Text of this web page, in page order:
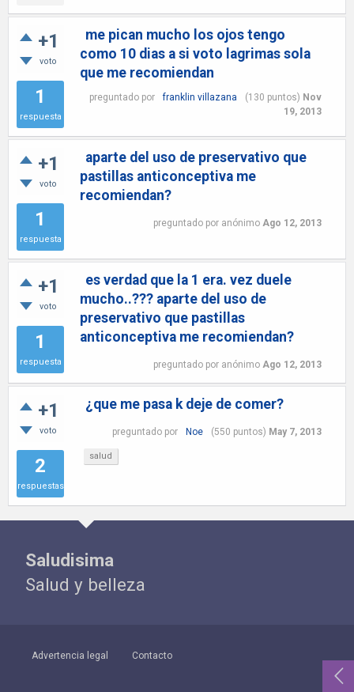
+1
voto
1
respuesta
me pican mucho los ojos tengo
como 10 dias a si voto lagrimas sola
que me recomiendan
preguntado por franklin villazana (130 puntos) Nov
19, 2013
+1
voto
1
respuesta
aparte del uso de preservativo que
pastillas anticonceptiva me
recomiendan?
preguntado por anónimo Ago 12, 2013
+1
voto
1
respuesta
es verdad que la 1 era. vez duele
mucho..??? aparte del uso de
preservativo que pastillas
anticonceptiva me recomiendan?
preguntado por anónimo Ago 12, 2013
+1
voto
2
respuestas
¿que me pasa k deje de comer?
preguntado por Noe (550 puntos) May 7, 2013
salud
Saludisima
Salud y belleza
Advertencia legal Contacto